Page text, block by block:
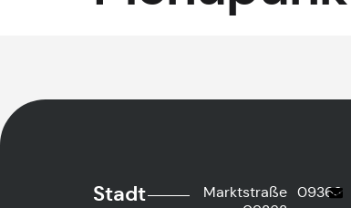
Stadt
Marktstraße
09363